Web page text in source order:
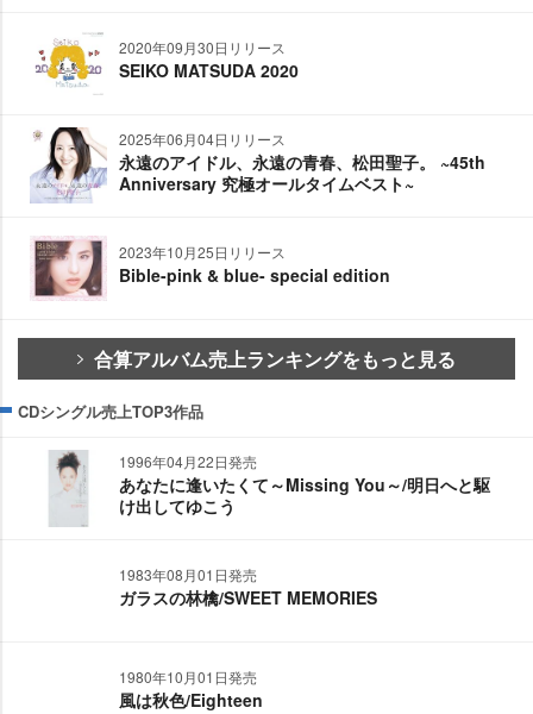
2020年09月30日リリース
SEIKO MATSUDA 2020
2025年06月04日リリース
永遠のアイドル、永遠の青春、松田聖子。 ~45th
Anniversary 究極オールタイムベスト~
2023年10月25日リリース
Bible-pink & blue- special edition
合算アルバム売上ランキングをもっと見る
CDシングル売上TOP3作品
1996年04月22日発売
あなたに逢いたくて～Missing You～/明日へと駆
け出してゆこう
1983年08月01日発売
ガラスの林檎/SWEET MEMORIES
1980年10月01日発売
風は秋色/Eighteen